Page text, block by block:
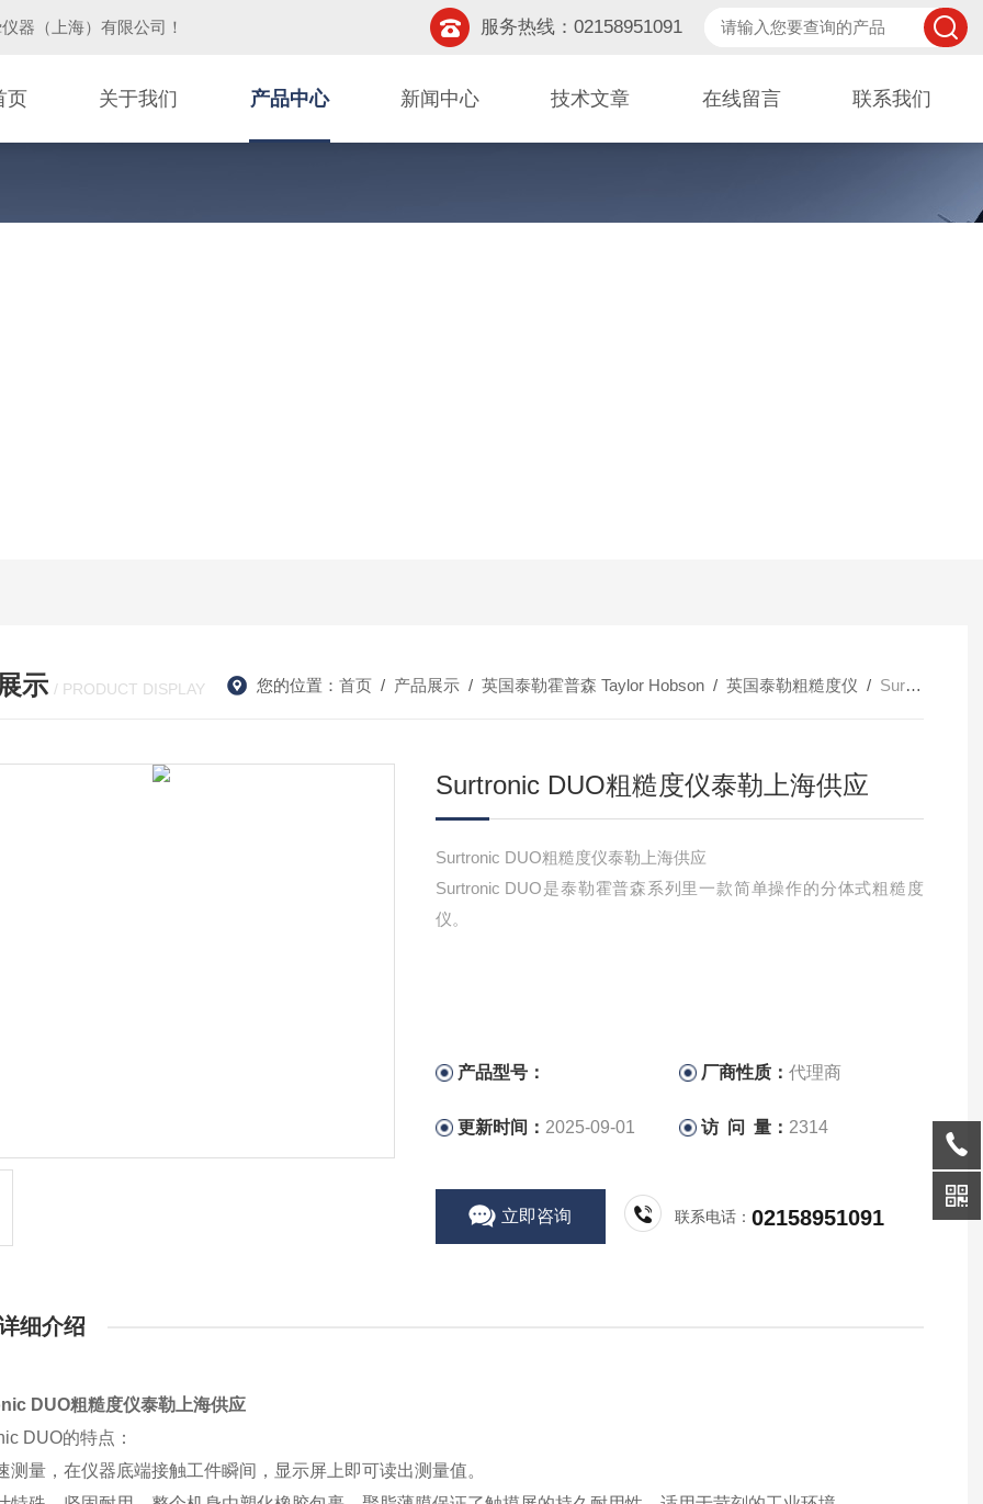
器（上海）有限公司 ！ 服务热线：02158951091
页 关于我们 产品中心 新闻中心 技术文章 在线留言 联系我们
示 / PRODUCT DISPLAY 您的位置： 首页/ 产品展示/ 英国泰勒霍普森 Taylor Hobson/ 英国泰勒粗糙度仪 / Surtronic DUO粗糙度仪泰勒上海供应
Surtronic DUO粗糙度仪泰勒上海供应
Surtronic DUO粗糙度仪泰勒上海供应
Surtronic DUO是泰勒霍普森系列里一款简单操作的分体式粗糙度
仪。
产品型号： 厂商性质：代理商
更新时间： 2025-09-01 访 问 量： 2314
立即咨询 联系电话：02158951091
细介绍
DUO粗糙度仪泰勒上海供应
DUO的特点：
测量，在仪器底端接触工件瞬间，显示屏上即可读出测量值。